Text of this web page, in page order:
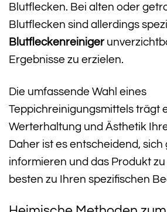
Blutflecken. Bei alten oder
Blutflecken sind allerdings
Blutfleckenreiniger
Ergebnisse zu erzielen.
Die umfassende Wahl eines
Teppichreinigungsmittels trägt
Werterhaltung und Ästhetik
Daher ist es entscheidend, sich
informieren und das Produkt
besten zu Ihren spezifischen